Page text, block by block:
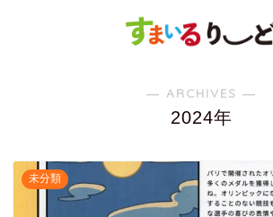
― ARCHIVES ―
2024年
未分類